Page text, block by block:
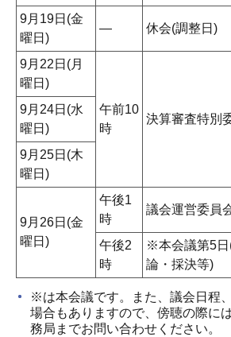
9月19日(金
曜日)
― 休会(調整日)
9月22日(月
曜日)
午前10
時
決算審査特別
9月24日(水
曜日)
9月25日(木
曜日)
9月26日(金
曜日)
午後1
時
議会運営委員
午後2
時
※本会議第5日
論・採決等)
※は本会議です。また、議会日程
場合もありますので、傍聴の際に
務局までお問い合わせください。